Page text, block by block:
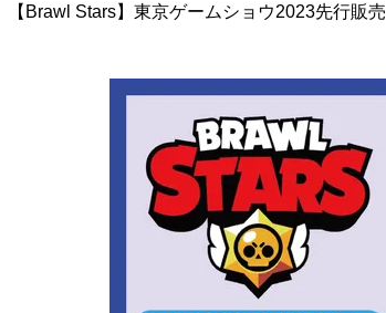
【Brawl Stars】東京ゲームショウ2023先行販売